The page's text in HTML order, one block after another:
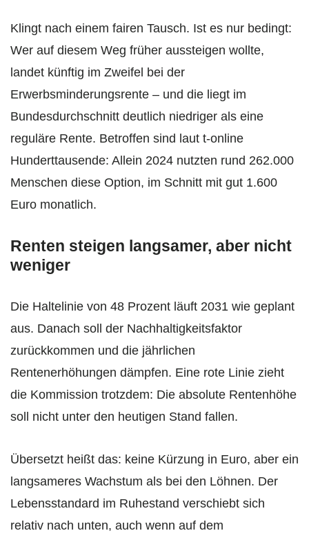
Klingt nach einem fairen Tausch. Ist es nur bedingt:
Wer auf diesem Weg früher aussteigen wollte,
landet künftig im Zweifel bei der
Erwerbsminderungsrente – und die liegt im
Bundesdurchschnitt deutlich niedriger als eine
reguläre Rente. Betroffen sind laut t-online
Hunderttausende: Allein 2024 nutzten rund 262.000
Menschen diese Option, im Schnitt mit gut 1.600
Euro monatlich.
Renten steigen langsamer, aber nicht
weniger
Die Haltelinie von 48 Prozent läuft 2031 wie geplant
aus. Danach soll der Nachhaltigkeitsfaktor
zurückkommen und die jährlichen
Rentenerhöhungen dämpfen. Eine rote Linie zieht
die Kommission trotzdem: Die absolute Rentenhöhe
soll nicht unter den heutigen Stand fallen.
Übersetzt heißt das: keine Kürzung in Euro, aber ein
langsameres Wachstum als bei den Löhnen. Der
Lebensstandard im Ruhestand verschiebt sich
relativ nach unten, auch wenn auf dem